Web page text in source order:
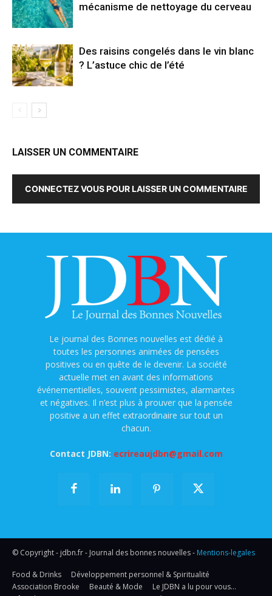
mécanisme de nettoyage du cerveau
Des raisins congelés dans le vin blanc
? L’astuce chic de l’été
LAISSER UN COMMENTAIRE
CONNECTEZ VOUS POUR LAISSER UN COMMENTAIRE
Le journal des Bonnes nouvelles est dédié à
toutes les personnes animées de pensées
positives ou en quête de le devenir. La société
actuelle met en avant des informations
événementielles, souvent pessimistes, alarmantes
et négatives. Il n’est plus à prouver que la pensée
positive a un effet extraordinaire sur tout un
chacun.
Contact JDBN: ecrireaujdbn@gmail.com
© Copyright - jdbn.fr - Journal des bonnes nouvelles - Mentions-legales
Food & Drinks
Développement personnel & Spiritualité
Association Brooke
Beauté & Mode
Le JDBN a lu pour vous…